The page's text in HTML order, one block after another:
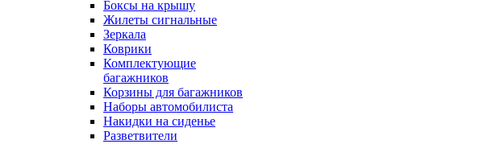
Боксы на крышу
Жилеты сигнальные
Зеркала
Коврики
Комплектующие
багажников
Корзины для багажников
Наборы автомобилиста
Накидки на сиденье
Разветвители